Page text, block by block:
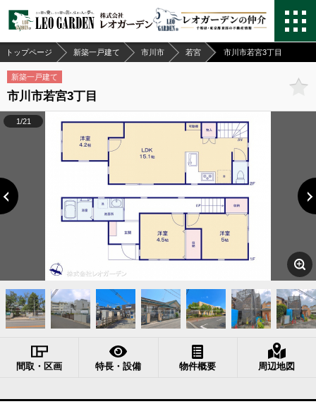
トップページ 新築一戸建て 市川市 若宮 市川市若宮3丁目
新築一戸建て
市川市若宮3丁目
1/21
間取・区画 特長・設備 物件概要 周辺地図